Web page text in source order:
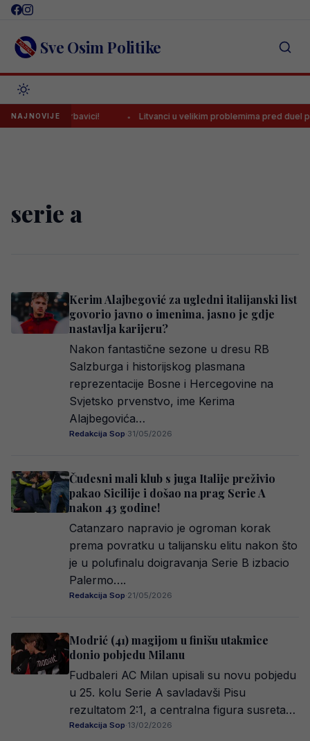
Skip
content Sve Osim Politike
NAJNOVIJEna Grbavici! Litvanci u velikim problemima pred duel
serie a
Kerim Alajbegović za ugledni italijanski list
govorio javno o imenima, jasno je gdje
nastavlja karijeru?
Nakon fantastične sezone u dresu RB
Salzburga i historijskog plasmana
reprezentacije Bosne i Hercegovine na
Svjetsko prvenstvo, ime Kerima
Alajbegovića…
Redakcija Sop·31/05/2026
Čudesni mali klub s juga Italije preživio
pakao Sicilije i došao na prag Serie A
nakon 43 godine!
Catanzaro napravio je ogroman korak
prema povratku u talijansku elitu nakon što
je u polufinalu doigravanja Serie B izbacio
Palermo….
Redakcija Sop·21/05/2026
Modrić (41) magijom u finišu utakmice
donio pobjedu Milanu
Fudbaleri AC Milan upisali su novu pobjedu
u 25. kolu Serie A savladavši Pisu
rezultatom 2:1, a centralna figura susreta…
Redakcija Sop·13/02/2026